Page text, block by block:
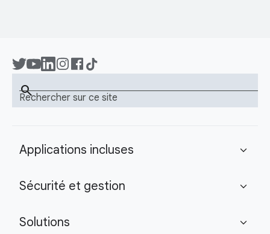
Rechercher sur ce site
search
Applications incluses expand_more
Sécurité et gestion expand_more
Solutions expand_more